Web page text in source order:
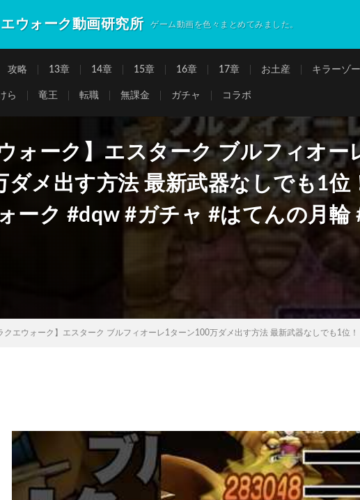
ウォーク動画研究所 ゲーム動画を色々まとめてみました。
攻略 13章 14章 15章 16章 17章 お土産 キラーゾ
ら 竜王 転職 無課金 ガチャ コラボ
ォーク】エスターク ブルフィオー
ダメ出す方法 最新武器なしでも1位
ーク #dqw #ガチャ #はてんの月輪
クエウォーク】エスターク ブルフィオーレ1ターン100万ダメ出す方法 最新武器なしでも1位